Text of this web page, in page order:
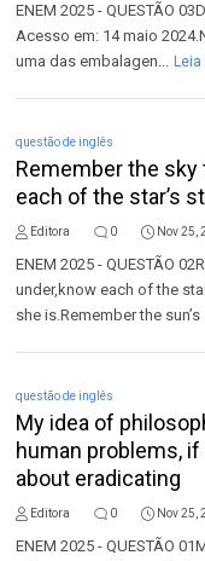
ENEM 2025 - QUESTÃO
Acesso em: 14 maio
uma das embalagen...
questão de inglês
Remember the sky
each of the star’s
Editora 0 Nov 25,
ENEM 2025 - QUESTÃO
under,know each of the
she is.Remember the sun’s
questão de inglês
My idea of
human problems,
about eradicating
Editora 0 Nov 25,
ENEM 2025 - QUESTÃO